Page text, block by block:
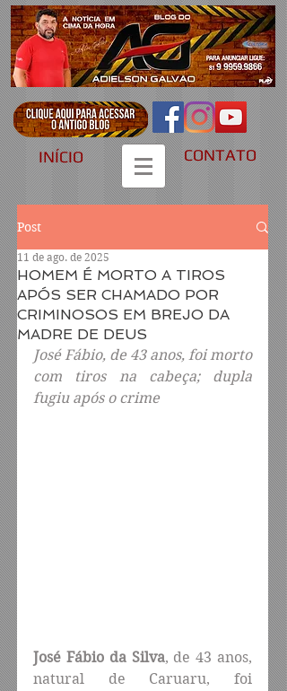
INÍCIO CONTATO
Post
HOMEM É MORTO A TIROS
APÓS SER CHAMADO POR
CRIMINOSOS EM BREJO DA
MADRE DE DEUS
11 de ago. de 2025
José Fábio, de 43 anos, foi morto
com tiros na cabeça; dupla
fugiu após o crime
José Fábio da Silva, de 43 anos,
natural de Caruaru, foi